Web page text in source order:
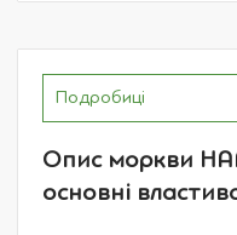
Подробиці
Опис моркви
основні